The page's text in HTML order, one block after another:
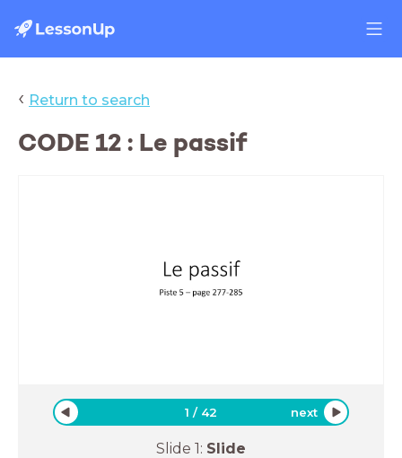
‹ Return to search
CODE 12 : Le passif
1 / 42 next
Slide 1: Slide